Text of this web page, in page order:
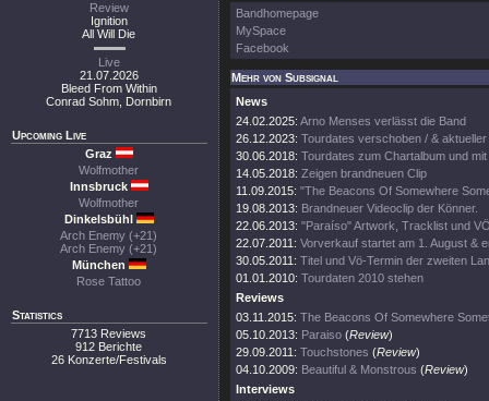
Review
Ignition
All Will Die
Live
21.07.2026
Bleed From Within
Conrad Sohm, Dornbirn
Upcoming Live
Graz
Wolfmother
Innsbruck
Wolfmother
Dinkelsbühl
Arch Enemy (+21)
Arch Enemy (+21)
München
Rose Tattoo
Statistics
7713 Reviews
912 Berichte
26 Konzerte/Festivals
Bandhomepage
MySpace
Facebook
Mehr von Subsignal
News
24.02.2025: Arno Menses verlässt die Band
26.12.2023: Tourdates verschoben / & aktueller
30.06.2018: Tourdates zum Chartalbum und
14.05.2018: Zeigen brandneuen Clip
11.09.2015: "The Beacons Of Somewhere
19.08.2013: Brandneuer Videoclip der Könner.
22.06.2013: "Paraíso" Artwork, Tracklist und
22.07.2011: Vorverkauf startet am 1. August &
30.05.2011: Titel und Vö-Termin der zweiten
01.01.2010: Tourdaten 2010 stehen
Reviews
03.11.2015: The Beacons Of Somewhere
05.10.2013: Paraiso (Review)
29.09.2011: Touchstones (Review)
04.10.2009: Beautiful & Monstrous (Review)
Interviews